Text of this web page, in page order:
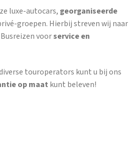
luxe-autocars, georganiseerde
groepen. Hierbij streven wij naar
voorservice en
touroperators kunt u bij ons
op maat kunt beleven!